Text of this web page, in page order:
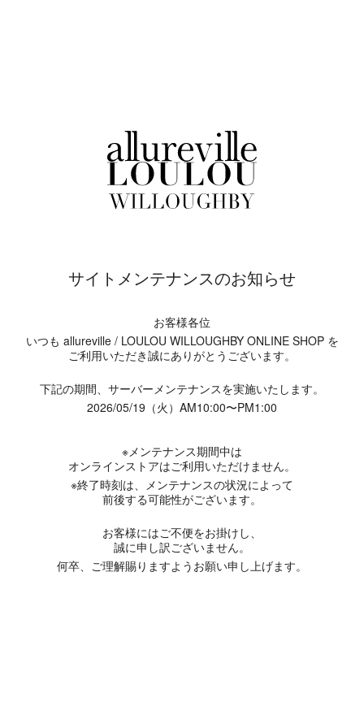
サイトメンテナンスのお知らせ
お客様各位
いつも allureville / LOULOU WILLOUGHBY ONLINE SHOP を
ご利用いただき誠にありがとうございます。
下記の期間、サーバーメンテナンスを実施いたします。
2026/05/19（火）AM10:00〜PM1:00
※メンテナンス期間中は
オンラインストアはご利用いただけません。
※終了時刻は、メンテナンスの状況によって
前後する可能性がございます。
お客様にはご不便をお掛けし、
誠に申し訳ございません。
何卒、ご理解賜りますようお願い申し上げます。